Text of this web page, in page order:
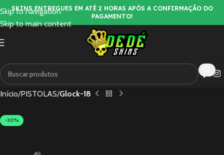
Skip to navigation
Skip to main content
SKINS ENTREGUES EM ATÉ 2 HORAS APÓS A CONFIRMAÇÃO DO
PAGAMENTO!
Início PISTOLAS Glock-18
-30%